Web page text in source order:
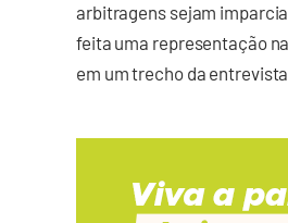
arbitragens sejam
feita uma representação
em um trecho da